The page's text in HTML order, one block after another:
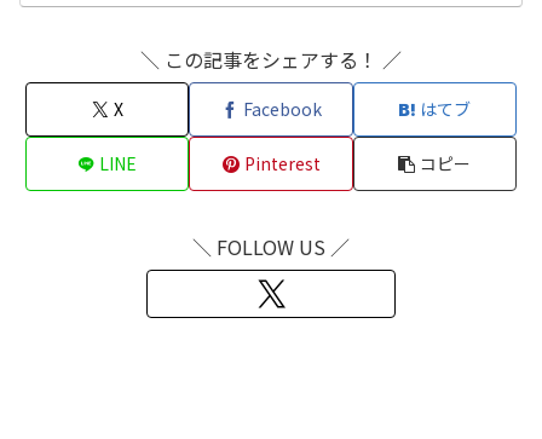
＼ この記事をシェアする！ ／
X Facebook はてブ
LINE Pinterest コピー
＼ FOLLOW US ／